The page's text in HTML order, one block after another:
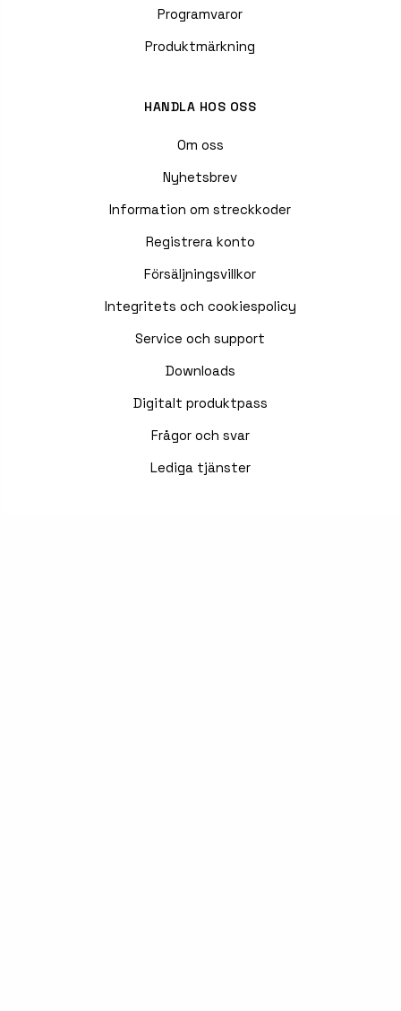
Programvaror
Produktmärkning
HANDLA HOS OSS
Om oss
Nyhetsbrev
Information om streckkoder
Registrera konto
Försäljningsvillkor
Integritets och cookiespolicy
Service och support
Downloads
Digitalt produktpass
Frågor och svar
Lediga tjänster